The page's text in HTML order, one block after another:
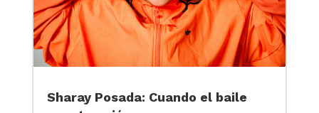
Sharay Posada: Cuando el baile